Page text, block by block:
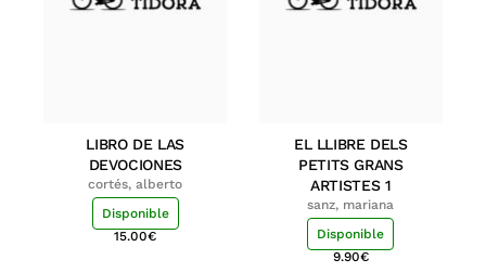
LIBRO DE LAS
DEVOCIONES
cortés, alberto
Disponible
15.00€
EL LLIBRE DELS
PETITS GRANS
ARTISTES 1
sanz, mariana
Disponible
9.90€